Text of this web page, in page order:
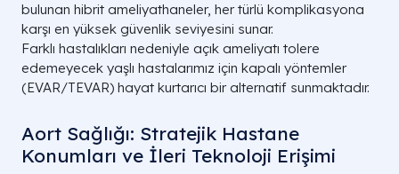
bulunan hibrit ameliyathaneler, her türlü komplikasyona
karşı en yüksek güvenlik seviyesini sunar.
Farklı hastalıkları nedeniyle açık ameliyatı tolere
edemeyecek yaşlı hastalarımız için kapalı yöntemler
(EVAR/TEVAR) hayat kurtarıcı bir alternatif sunmaktadır.
Aort Sağlığı: Stratejik Hastane
Konumları ve İleri Teknoloji Erişimi